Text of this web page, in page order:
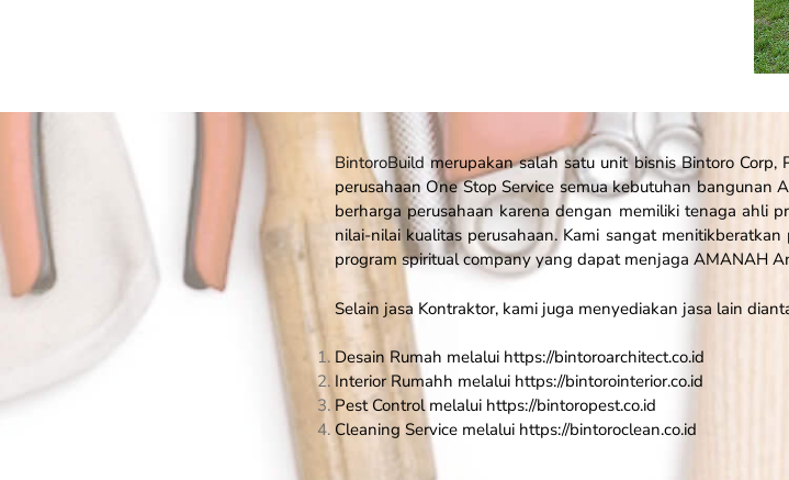
BintoroBuild merupakan salah satu unit bisnis Bintoro
perusahaan One Stop Service semua kebutuhan bangunan
berharga perusahaan karena dengan memiliki tenaga ahli
nilai-nilai kualitas perusahaan. Kami sangat
program spiritual company yang dapat menjaga AMANAH
Selain jasa Kontraktor, kami juga menyediakan jasa lain
Desain Rumah melalui https://bintoroarchitect.co.id
Interior Rumahh melalui https://bintorointerior.co.id
Pest Control melalui https://bintoropest.co.id
Cleaning Service melalui https://bintoroclean.co.id